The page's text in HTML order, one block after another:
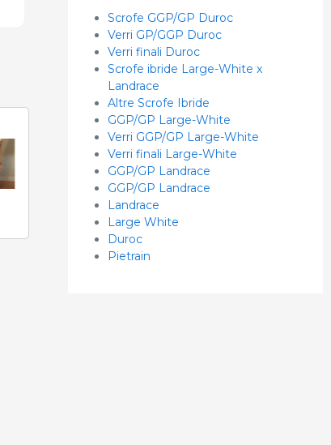
Scrofe GGP/GP Duroc
Verri GP/GGP Duroc
Verri finali Duroc
Scrofe ibride Large-White x
Landrace
Altre Scrofe Ibride
GGP/GP Large-White
Verri GGP/GP Large-White
Verri finali Large-White
GGP/GP Landrace
GGP/GP Landrace
Landrace
Large White
Duroc
Pietrain